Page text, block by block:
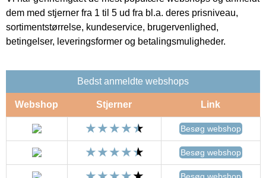
dem med stjerner fra 1 til 5 ud fra bl.a. deres prisniveau,
sortimentstørrelse, kundeservice, brugervenlighed,
betingelser, leveringsformer og betalingsmuligheder.
Bedst anmeldte webshops
Webshop Stjerner Link
Besøg webshop
Besøg webshop